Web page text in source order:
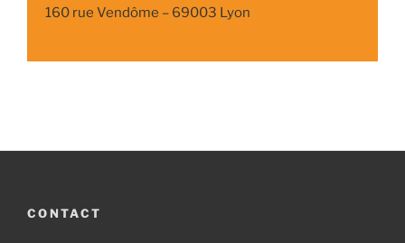
160 rue Vendôme – 69003 Lyon
CONTACT